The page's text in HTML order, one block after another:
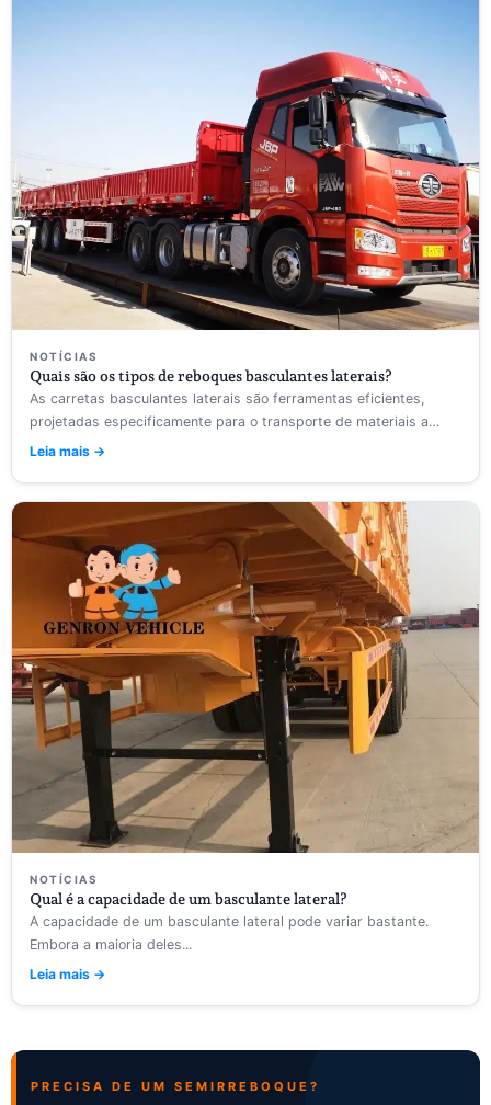
NOTÍCIAS
Quais são os tipos de reboques basculantes laterais?
As carretas basculantes laterais são ferramentas eficientes,
projetadas especificamente para o transporte de materiais a
granel. Elas utilizam...
Leia mais →
NOTÍCIAS
Qual é a capacidade de um basculante lateral?
A capacidade de um basculante lateral pode variar bastante.
Embora a maioria deles...
Leia mais →
PRECISA DE UM SEMIRREBOQUE?